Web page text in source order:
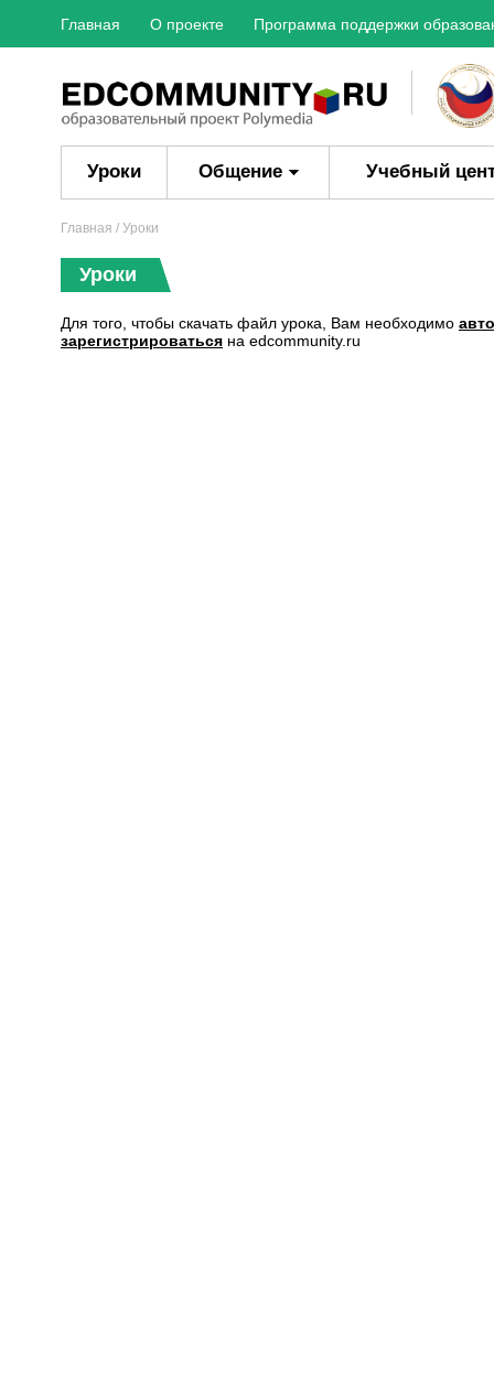
Главная О проекте Программа поддержки
Уроки Общение Учебный
Главная / Уроки
Уроки
Для того, чтобы скачать файл урока, Вам необходимо
зарегистрироваться на edcommunity.ru